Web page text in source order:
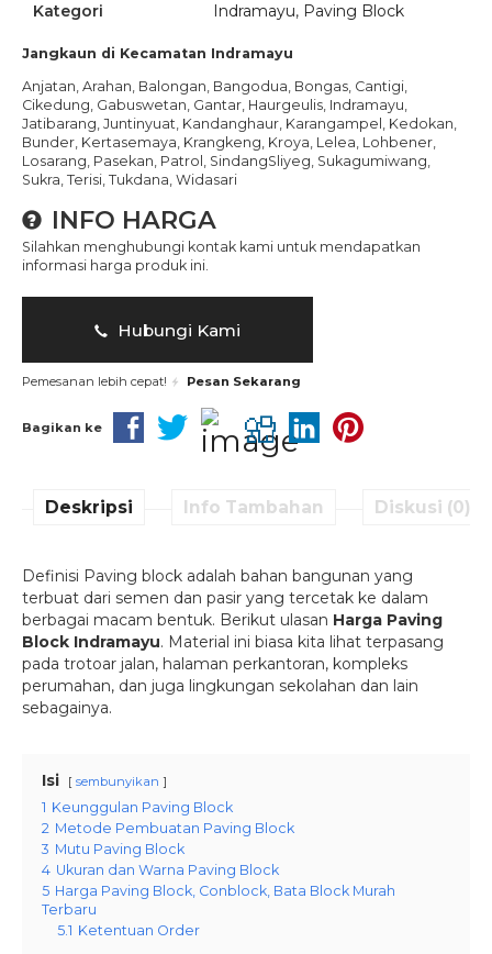
Kategori
Indramayu, Paving Block
Jangkaun di Kecamatan Indramayu
Anjatan, Arahan, Balongan, Bangodua, Bongas, Cantigi,
Cikedung, Gabuswetan, Gantar, Haurgeulis, Indramayu,
Jatibarang, Juntinyuat, Kandanghaur, Karangampel, Kedokan,
Bunder, Kertasemaya, Krangkeng, Kroya, Lelea, Lohbener,
Losarang, Pasekan, Patrol, SindangSliyeg, Sukagumiwang,
Sukra, Terisi, Tukdana, Widasari
INFO HARGA
Silahkan menghubungi kontak kami untuk mendapatkan
informasi harga produk ini.
Hubungi Kami
Pemesanan lebih cepat! Pesan Sekarang
Bagikan ke
Deskripsi Info Tambahan Diskusi (0)
Definisi Paving block adalah bahan bangunan yang
terbuat dari semen dan pasir yang tercetak ke dalam
berbagai macam bentuk. Berikut ulasan Harga Paving
Block Indramayu. Material ini biasa kita lihat terpasang
pada trotoar jalan, halaman perkantoran, kompleks
perumahan, dan juga lingkungan sekolahan dan lain
sebagainya.
Isi sembunyikan
1 Keunggulan Paving Block
2 Metode Pembuatan Paving Block
3 Mutu Paving Block
4 Ukuran dan Warna Paving Block
5 Harga Paving Block, Conblock, Bata Block Murah
Terbaru
5.1 Ketentuan Order